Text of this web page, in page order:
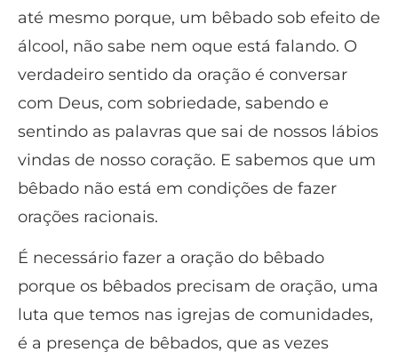
até mesmo porque, um bêbado sob efeito de
álcool, não sabe nem oque está falando. O
verdadeiro sentido da oração é conversar
com Deus, com sobriedade, sabendo e
sentindo as palavras que sai de nossos lábios
vindas de nosso coração. E sabemos que um
bêbado não está em condições de fazer
orações racionais.
É necessário fazer a oração do bêbado
porque os bêbados precisam de oração, uma
luta que temos nas igrejas de comunidades,
é a presença de bêbados, que as vezes